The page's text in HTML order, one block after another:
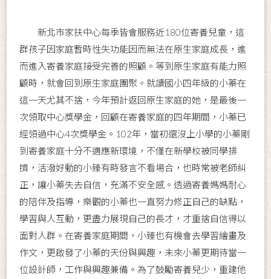
新北市家扶中心每季皆會服務近180位寄養兒童，這
群孩子因家庭暫時性失功能因而無法在原生家庭成長，進
而進入寄養家庭接受完善的照顧。等到原生家庭有能力照
顧時，就會回到原生家庭團聚。就讀國小四年級的小蓁在
這一天尤其不捨，今年預計返回原生家庭的她，是最後一
次領取中心獎學金，回顧在寄養家庭的四年期間，小蓁已
經領過中心4次獎學金。102年，當初還沒上小學的小蓁剛
到寄養家庭十分不適應新環境，不僅在新學校被同學排
擠，活潑好動的小臻有時發言不看場合，也時常被老師糾
正，讓小蓁失去自信，充滿不安全感。透過寄養媽媽耐心
的陪伴及指導，樂觀的小蓁也一直努力修正自己的缺點，
學習與人互動，更盡力展現自己的長才，才重捨自信得以
面對人群。在寄養家庭期間，小臻也有機會去學習繪畫及
作文，更啟發了小蓁的天份與興趣，未來小蓁更期待當一
位設計師，工作與興趣兼備。為了鼓勵寄養兒少，重建他